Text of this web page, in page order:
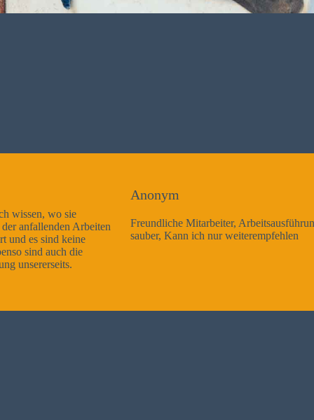
Freundliche Mitarbeiter, Arbeitsausführung sehr gut und sehr
sauber, Kann ich nur weiterempfehlen